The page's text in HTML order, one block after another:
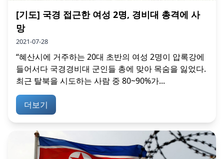
[기도] 국경 접근한 여성 2명, 경비대 총격에 사
망
2021-07-28
“혜산시에 거주하는 20대 초반의 여성 2명이 압록강에
들어서다 국경경비대 군인들 총에 맞아 목숨을 잃었다.
최근 탈북을 시도하는 사람 중 80~90%가...
더보기